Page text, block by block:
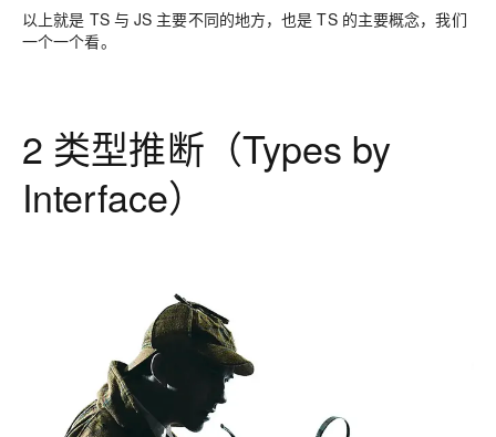
以上就是 TS 与 JS 主要不同的地方，也是 TS 的主要概念，我们
一个一个看。
2 类型推断（Types by
Interface）